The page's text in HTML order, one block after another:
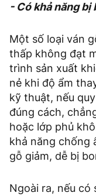
- Có khả năng
Một số loại ván
thấp không đạt
trình sản xuất
nẻ khi độ ẩm
kỹ thuật, nếu
đúng cách,
hoặc lớp phủ
khả năng chống
gỗ giảm, dễ bị
Ngoài ra, nếu